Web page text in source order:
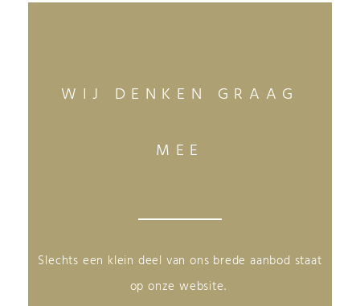
WIJ DENKEN GRAAG
MEE
Slechts een klein deel van ons brede aanbod staat
op onze website.